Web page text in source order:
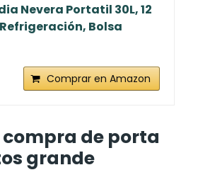
Nevera Portatil 30L, 12
Bolsa
Comprar en Amazon
compra de porta
grande